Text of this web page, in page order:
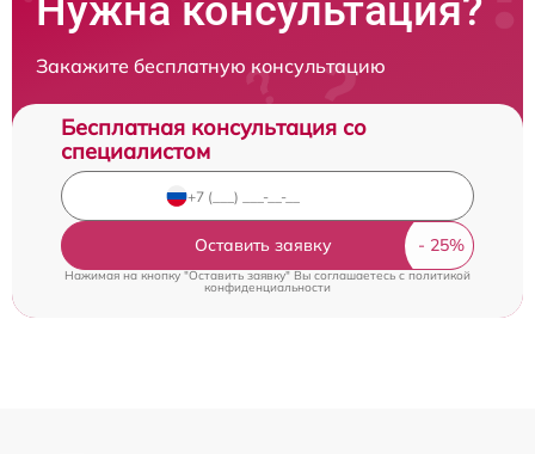
Нужна консультация?
Закажите бесплатную консультацию
Бесплатная консультация со
специалистом
Оставить заявку
Нажимая на кнопку "Оставить заявку" Вы соглашаетесь c политикой
конфиденциальности